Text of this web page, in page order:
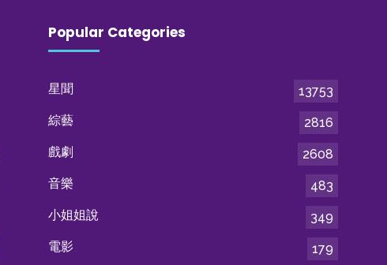
Popular Categories
星聞
13753
綜藝
2816
戲劇
2608
音樂
483
小姐姐說
349
電影
179